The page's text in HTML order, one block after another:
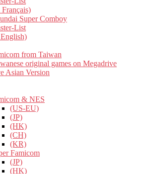
Français)
Super Comboy
List
from Taiwan
original games on Megadrive
Asian Version
& NES
(US-EU)
(JP)
(HK)
(CH)
(KR)
Famicom
(JP)
(HK)